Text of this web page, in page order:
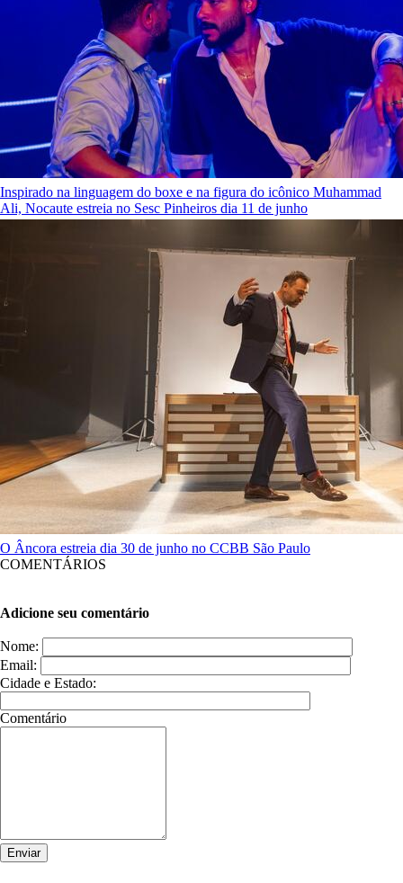
Inspirado na linguagem do boxe e na figura do icônico Muhammad
Ali, Nocaute estreia no Sesc Pinheiros dia 11 de junho
O Âncora estreia dia 30 de junho no CCBB São Paulo
COMENTÁRIOS
Adicione seu comentário
Nome:
Email:
Cidade e Estado:
Comentário